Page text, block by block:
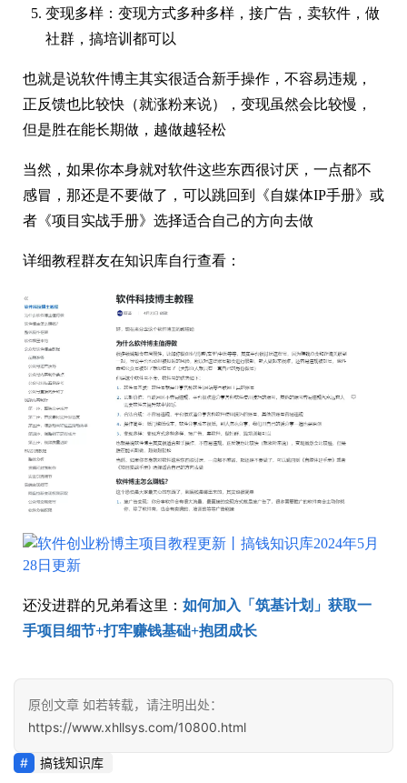
首
页
行
业
快
讯
开
眼
案
例
避
坑
指
南
运
营
百
科
源
注册
变现多样：变现方式多种多样，接广告，卖软件，做
社群，搞培训都可以
也就是说软件博主其实很适合新手操作，不容易违规，
正反馈也比较快（就涨粉来说），变现虽然会比较慢，
但是胜在能长期做，越做越轻松
当然，如果你本身就对软件这些东西很讨厌，一点都不
感冒，那还是不要做了，可以跳回到《自媒体IP手册》或
者《项目实战手册》选择适合自己的方向去做
详细教程群友在知识库自行查看：
还没进群的兄弟看这里： 如何加入「筑基计划」获取一
手项目细节+打牢赚钱基础+抱团成长
原创文章 如若转载，请注明出处：
https://www.xhllsys.com/10800.html
搞钱知识库